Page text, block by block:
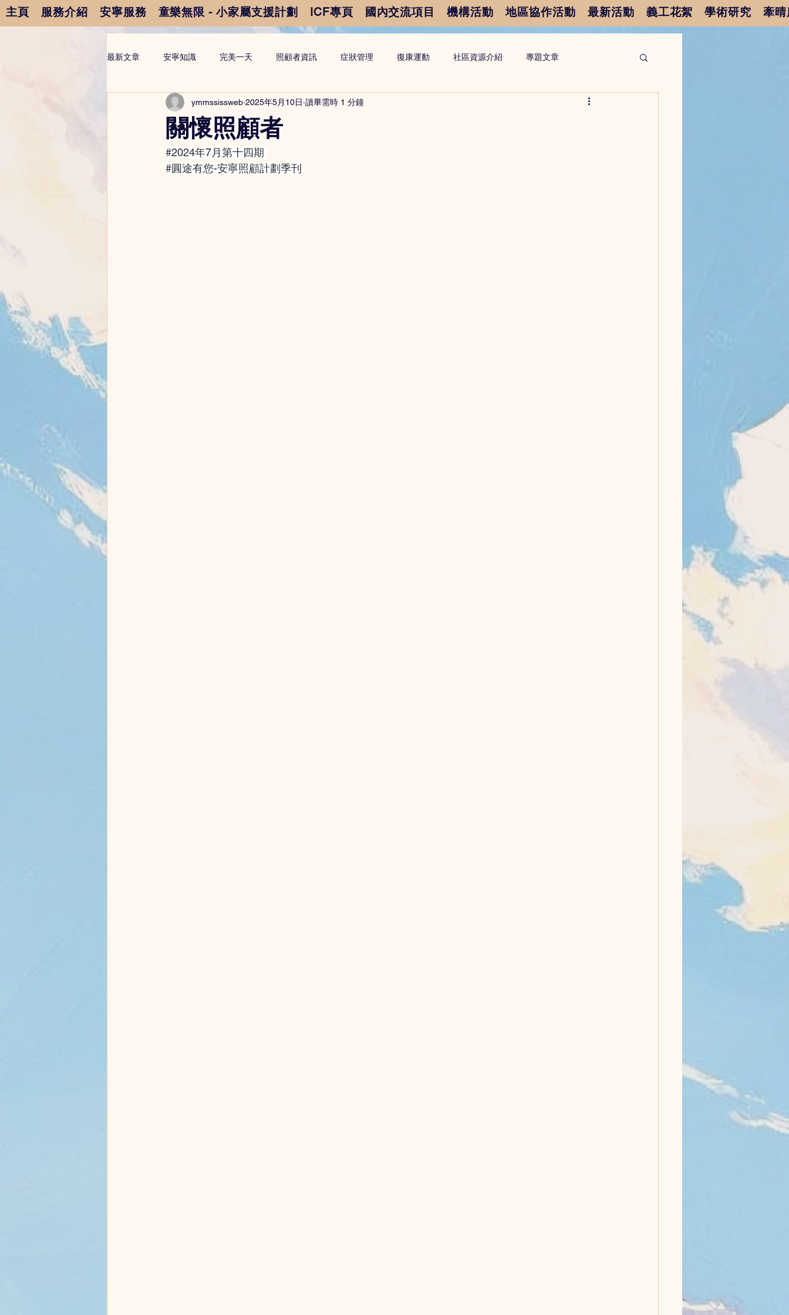
主頁 服務介紹 安寧服務 童樂無限 - 小家屬支援計劃 ICF專頁 國內交流項目 機構活動 地區協作活動 最新活動 義工花絮 學術研究 牽
最新文章 安寧知識 完美一天 照顧者資訊 症狀管理 復康運動 社區資源介紹 專題文章
關懷照顧者
ymmssissweb 2025年5月10日 讀畢需時 1 分鐘
#2024年7月第十四期
#圓途有您-安寧照顧計劃季刊